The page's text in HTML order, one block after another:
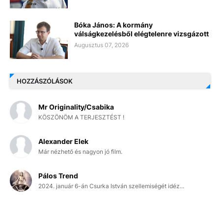
Bóka János: A kormány
válságkezelésből elégtelenre vizsgázott
Augusztus 07, 2026
HOZZÁSZÓLÁSOK
Mr Originality/Csabika
KÖSZÖNÖM A TERJESZTÉST !
Alexander Elek
Már nézhető és nagyon jó film.
Pálos Trend
2024. január 6-án Csurka István szellemiségét idéz...